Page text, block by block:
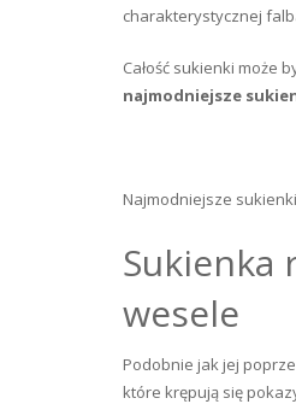
charakterystycznej
Całość sukienki może
najmodniejsze
Najmodniejsze
Sukienka
wesele
Podobnie jak jej
które krępują się